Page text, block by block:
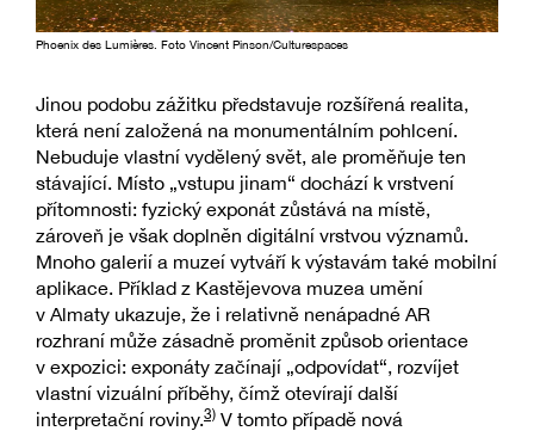
Phoenix des Lumières. Foto Vincent Pinson/Culturespaces
Jinou podobu zážitku představuje rozšířená realita,
která není založená na monumentálním pohlcení.
Nebuduje vlastní vydělený svět, ale proměňuje ten
stávající. Místo „vstupu jinam“ dochází k vrstvení
přítomnosti: fyzický exponát zůstává na místě,
zároveň je však doplněn digitální vrstvou významů.
Mnoho galerií a muzeí vytváří k výstavám také mobilní
aplikace. Příklad z Kastějevova muzea umění
v Almaty ukazuje, že i relativně nenápadné AR
rozhraní může zásadně proměnit způsob orientace
v expozici: exponáty začínají „odpovídat“, rozvíjet
vlastní vizuální příběhy, čímž otevírají další
interpretační roviny.3) V tomto případě nová